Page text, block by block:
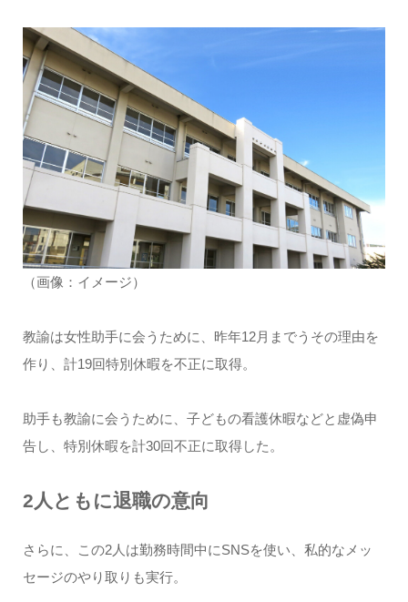
（画像：イメージ）
教諭は女性助手に会うために、昨年12月までうその理由を
作り、計19回特別休暇を不正に取得。
助手も教諭に会うために、子どもの看護休暇などと虚偽申
告し、特別休暇を計30回不正に取得した。
2人ともに退職の意向
さらに、この2人は勤務時間中にSNSを使い、私的なメッ
セージのやり取りも実行。